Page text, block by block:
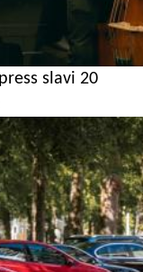
slavi 20